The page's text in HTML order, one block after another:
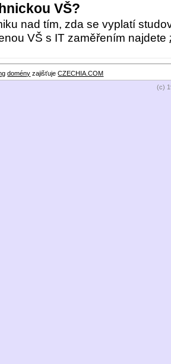
VŠ?
nad tím, zda se vyplatí
VŠ s IT zaměřením najdete
domény zajišťujeCZECHIA.COM
(c)